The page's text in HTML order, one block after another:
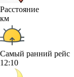
Расстояние
км
Самый ранний рейс
12:10